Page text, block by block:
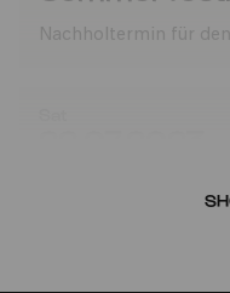
Nachholtermin für den